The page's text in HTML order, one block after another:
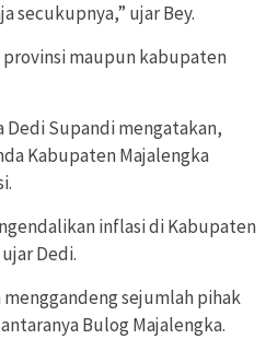
secukupnya,” ujar Bey.
maupun kabupaten
Supandi mengatakan,
Kabupaten Majalengka
inflasi di Kabupaten
Dedi.
sejumlah pihak
Bulog Majalengka.